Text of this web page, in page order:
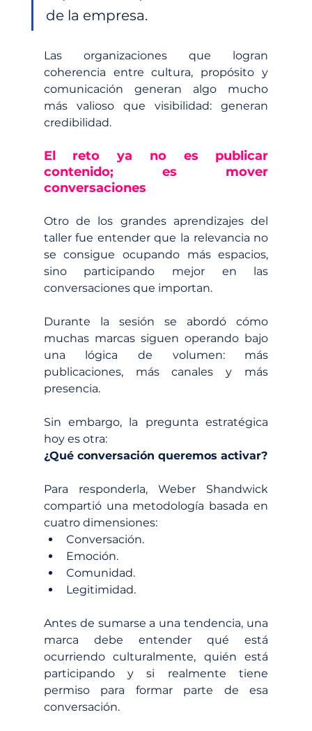
de la empresa.
Las organizaciones que logran
coherencia entre cultura, propósito y
comunicación generan algo mucho
más valioso que visibilidad: generan
credibilidad.
El reto ya no es publicar
contenido; es mover
conversaciones
Otro de los grandes aprendizajes del
taller fue entender que la relevancia no
se consigue ocupando más espacios,
sino participando mejor en las
conversaciones que importan.
Durante la sesión se abordó cómo
muchas marcas siguen operando bajo
una lógica de volumen: más
publicaciones, más canales y más
presencia.
Sin embargo, la pregunta estratégica
hoy es otra:
¿Qué conversación queremos activar?
Para responderla, Weber Shandwick
compartió una metodología basada en
cuatro dimensiones:
Conversación.
Emoción.
Comunidad.
Legitimidad.
Antes de sumarse a una tendencia, una
marca debe entender qué está
ocurriendo culturalmente, quién está
participando y si realmente tiene
permiso para formar parte de esa
conversación.